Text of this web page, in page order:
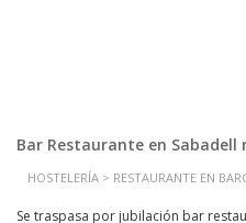
Bar Restaurante en Sabadell
HOSTELERÍA > RESTAURANTE EN
Se traspasa por jubilación bar